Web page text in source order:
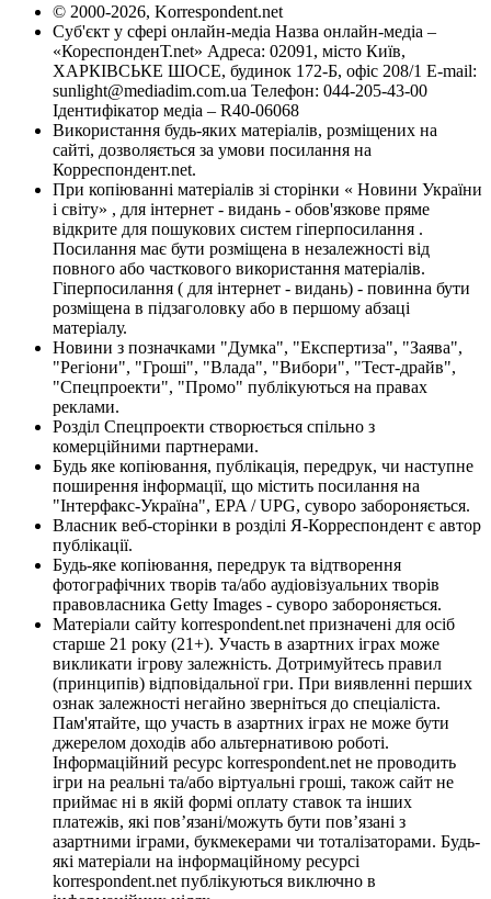
© 2000-2026, Korrespondent.net
Суб'єкт у сфері онлайн-медіа Назва онлайн-медіа –
«КореспонденТ.net» Адреса: 02091, місто Київ,
ХАРКІВСЬКЕ ШОСЕ, будинок 172-Б, офіс 208/1 E-mail:
sunlight@mediadim.com.ua Телефон: 044-205-43-00
Ідентифікатор медіа – R40-06068
Використання будь-яких матеріалів, розміщених на
сайті, дозволяється за умови посилання на
Корреспондент.net.
При копіюванні матеріалів зі сторінки « Новини України
і світу» , для інтернет - видань - обов'язкове пряме
відкрите для пошукових систем гіперпосилання .
Посилання має бути розміщена в незалежності від
повного або часткового використання матеріалів.
Гіперпосилання ( для інтернет - видань) - повинна бути
розміщена в підзаголовку або в першому абзаці
матеріалу.
Новини з позначками "Думка", "Експертиза", "Заява",
"Регіони", "Гроші", "Влада", "Вибори", "Тест-драйв",
"Спецпроекти", "Промо" публікуються на правах
реклами.
Розділ Спецпроекти створюється спільно з
комерційними партнерами.
Будь яке копіювання, публікація, передрук, чи наступне
поширення інформації, що містить посилання на
"Інтерфакс-Україна", EPA / UPG, суворо забороняється.
Власник веб-сторінки в розділі Я-Корреспондент є автор
публікації.
Будь-яке копіювання, передрук та відтворення
фотографічних творів та/або аудіовізуальних творів
правовласника Getty Images - суворо забороняється.
Матеріали сайту korrespondent.net призначені для осіб
старше 21 року (21+). Участь в азартних іграх може
викликати ігрову залежність. Дотримуйтесь правил
(принципів) відповідальної гри. При виявленні перших
ознак залежності негайно зверніться до спеціаліста.
Пам'ятайте, що участь в азартних іграх не може бути
джерелом доходів або альтернативою роботі.
Інформаційний ресурс korrespondent.net не проводить
ігри на реальні та/або віртуальні гроші, також сайт не
приймає ні в якій формі оплату ставок та інших
платежів, які пов’язані/можуть бути пов’язані з
азартними іграми, букмекерами чи тоталізаторами. Будь-
які матеріали на інформаційному ресурсі
korrespondent.net публікуються виключно в